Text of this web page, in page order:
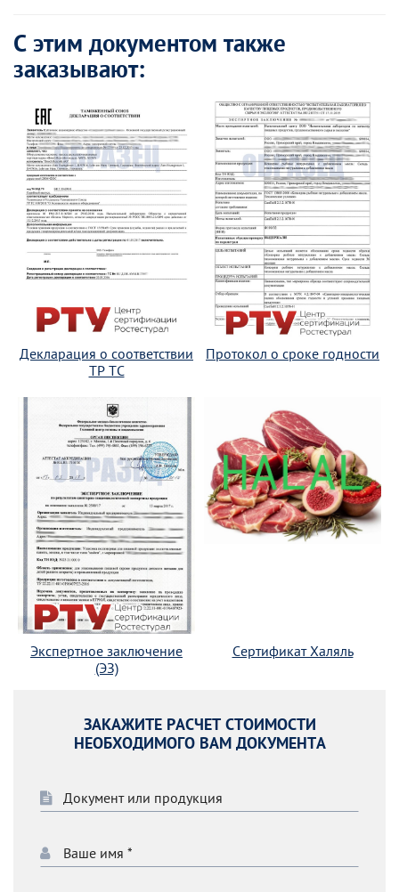
С этим документом также
заказывают:
Декларация о соответствии
ТР ТС
Протокол о сроке годности
Экспертное заключение
(ЭЗ)
Сертификат Халяль
ЗАКАЖИТЕ РАСЧЕТ СТОИМОСТИ
НЕОБХОДИМОГО ВАМ ДОКУМЕНТА